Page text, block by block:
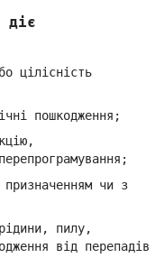
діє
цілісність
пошкодження;
чи з
пилу,
від перепадів